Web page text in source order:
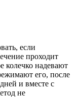
если
проходит
колечко надевают
его, после
и вместе с
не